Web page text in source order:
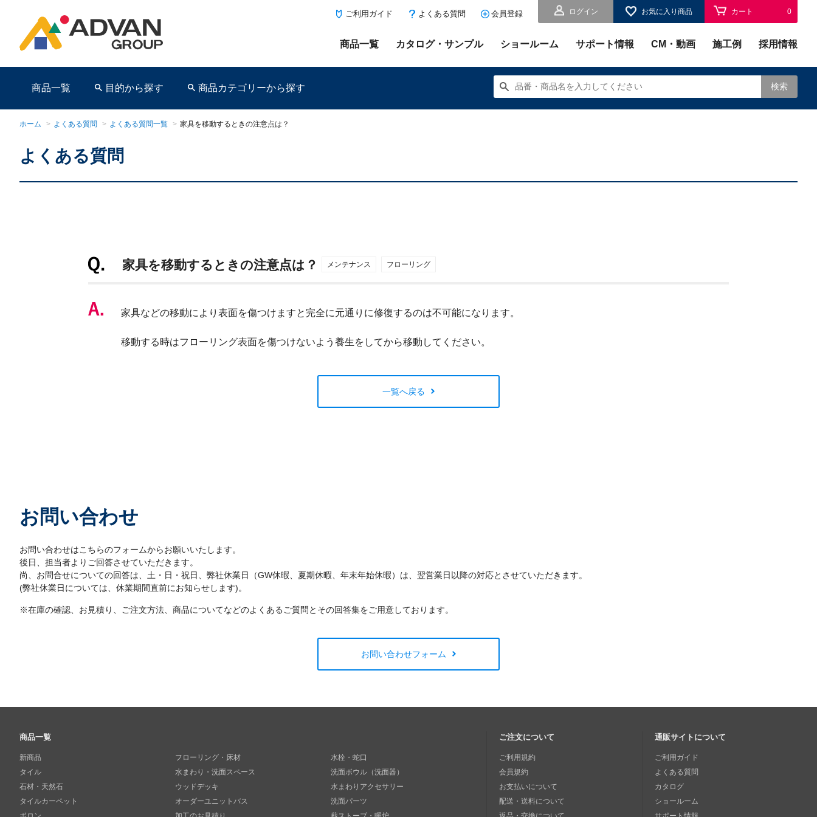
ログイン お気に入り商品 カート 0
ご利用ガイド よくある質問 会員登録
商品一覧 カタログ・サンプル ショールーム サポート情報 CM・動画 施工例 採用情報
商品一覧 目的から探す 商品カテゴリーから探す 検索
ホーム > よくある質問 > よくある質問一覧 > 家具を移動するときの注意点は？
よくある質問
家具を移動するときの注意点は？ メンテナンス フローリング
家具などの移動により表面を傷つけますと完全に元通りに修復するのは不可能になります。
移動する時はフローリング表面を傷つけないよう養生をしてから移動してください。
一覧へ戻る
お問い合わせ
お問い合わせはこちらのフォームからお願いいたします。
後日、担当者よりご回答させていただきます。
尚、お問合せについての回答は、土・日・祝日、弊社休業日（GW休暇、夏期休暇、年末年始休暇）は、翌営業日以降の対応とさせていただきます。
(弊社休業日については、休業期間直前にお知らせします)。
※在庫の確認、お見積り、ご注文方法、商品についてなどのよくあるご質問とその回答集をご用意しております。
お問い合わせフォーム
商品一覧
新商品
タイル
石材・天然石
タイルカーペット
フローリング・床材
水まわり・洗面スペース
ウッドデッキ
オーダーユニットバス
水栓・蛇口
洗面ボウル（洗面器）
水まわりアクセサリー
洗面パーツ
ご注文について
ご利用規約
会員規約
お支払いについて
配送・送料について
通販サイトについて
ご利用ガイド
よくある質問
カタログ
ショールーム